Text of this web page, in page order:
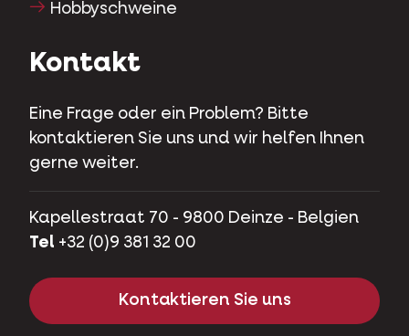
Hobbyschweine
Kontakt
Eine Frage oder ein Problem? Bitte
kontaktieren Sie uns und wir helfen Ihnen
gerne weiter.
Kapellestraat 70 - 9800 Deinze - Belgien
Tel +32 (0)9 381 32 00
Kontaktieren Sie uns